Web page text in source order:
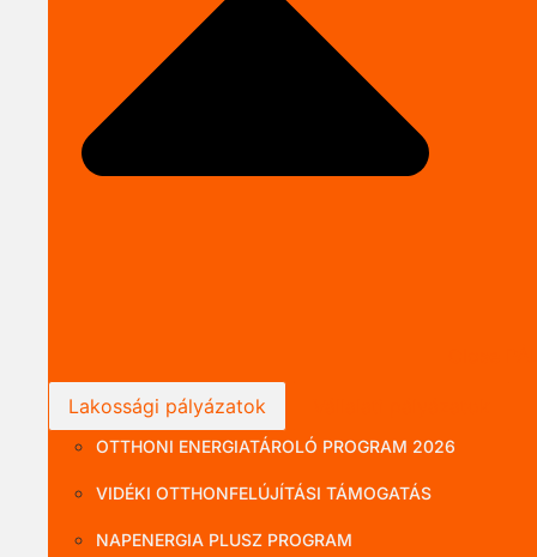
Lakossági pályázatok
OTTHONI ENERGIATÁROLÓ PROGRAM 2026
VIDÉKI OTTHONFELÚJÍTÁSI TÁMOGATÁS
NAPENERGIA PLUSZ PROGRAM